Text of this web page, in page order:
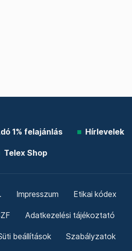
1% felajánlás Hírlevelek
Telex Shop
Impresszum Etikai kódex
Adatkezelési tájékoztató
beállítások Szabályzatok